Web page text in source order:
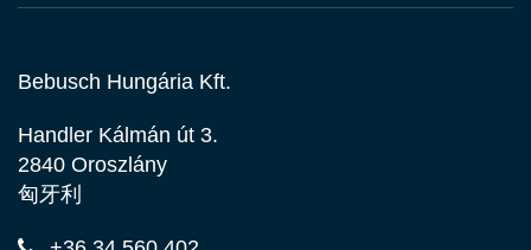
Bebusch Hungária Kft.
Handler Kálmán út 3.
2840 Oroszlány
匈牙利